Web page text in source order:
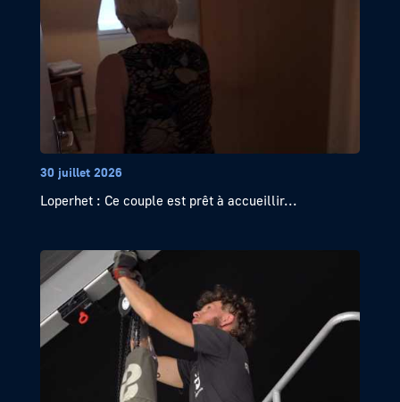
30 juillet 2026
Loperhet : Ce couple est prêt à accueillir...